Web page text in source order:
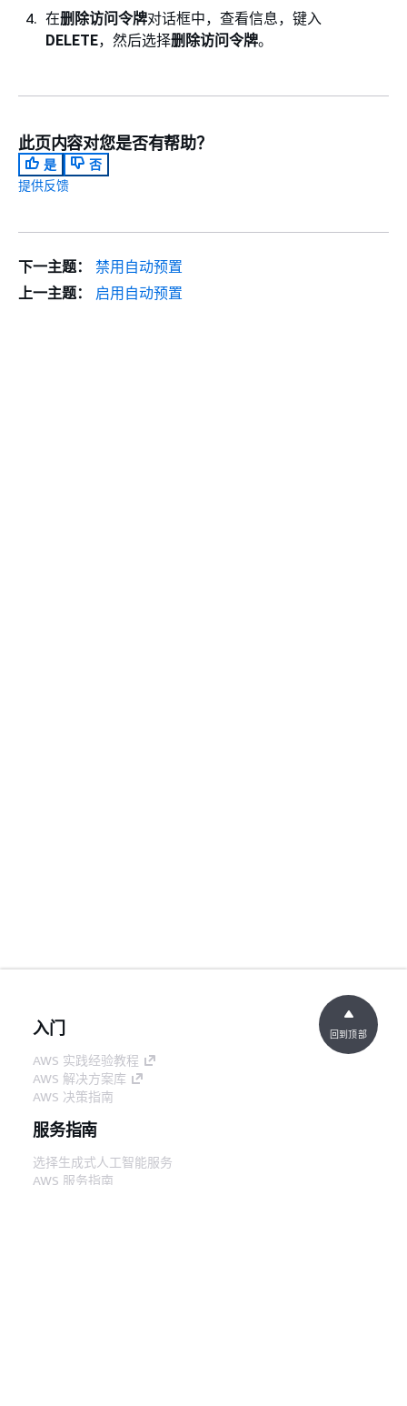
在删除访问令牌对话框中，查看信息，键入
DELETE，然后选择删除访问令牌。
此页内容对您是否有帮助？
是
否
提供反馈
下一主题：
禁用自动预置
上一主题：
启用自动预置
入门
AWS 实践经验教程
AWS 解决方案库
AWS 决策指南
服务指南
选择生成式人工智能服务
AWS 服务指南
回到顶部